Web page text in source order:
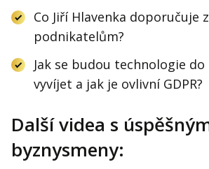
Co Jiří Hlavenka doporučuje
podnikatelům?
Jak se budou technologie
vyvíjet a jak je ovlivní GDPR?
Další videa s
byznysmeny: